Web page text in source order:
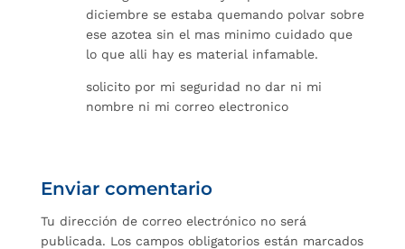
diciembre se estaba quemando polvar sobre
ese azotea sin el mas minimo cuidado que
lo que alli hay es material infamable.
solicito por mi seguridad no dar ni mi
nombre ni mi correo electronico
Enviar comentario
Tu dirección de correo electrónico no será
publicada. Los campos obligatorios están marcados